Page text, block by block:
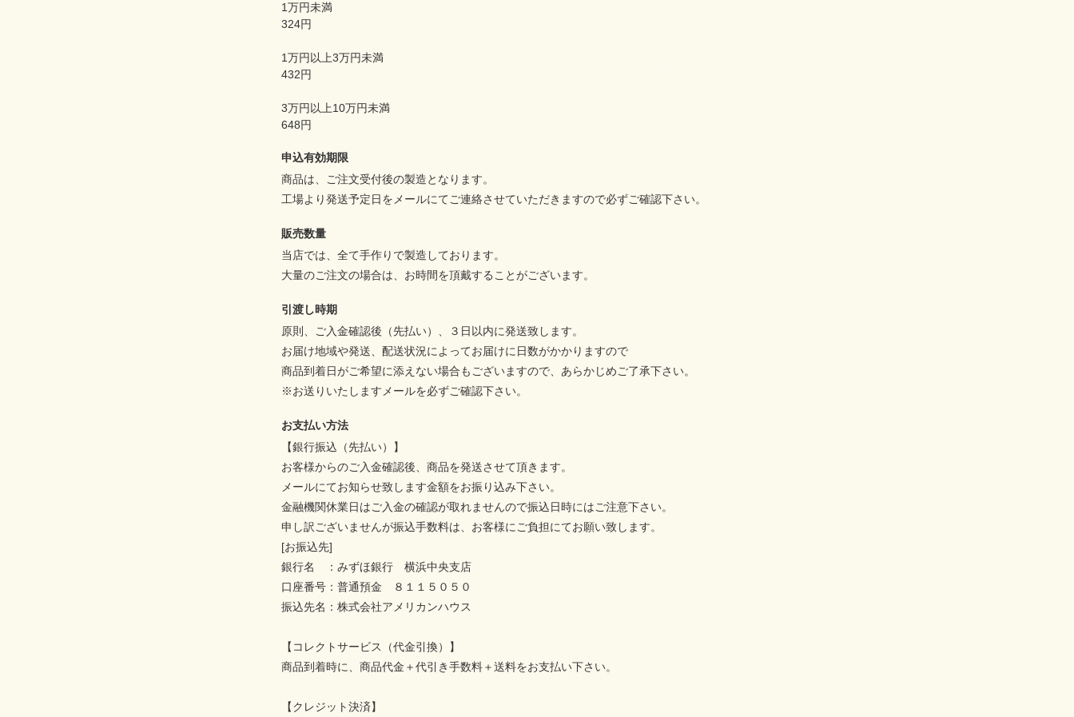
1万円未満
324円
1万円以上3万円未満
432円
3万円以上10万円未満
648円
申込有効期限
商品は、ご注文受付後の製造となります。
工場より発送予定日をメールにてご連絡させていただきますので必ずご確認下さい。
販売数量
当店では、全て手作りで製造しております。
大量のご注文の場合は、お時間を頂戴することがございます。
引渡し時期
原則、ご入金確認後（先払い）、３日以内に発送致します。
お届け地域や発送、配送状況によってお届けに日数がかかりますので
商品到着日がご希望に添えない場合もございますので、あらかじめご了承下さい。
※お送りいたしますメールを必ずご確認下さい。
お支払い方法
【銀行振込（先払い）】
お客様からのご入金確認後、商品を発送させて頂きます。
メールにてお知らせ致します金額をお振り込み下さい。
金融機関休業日はご入金の確認が取れませんので振込日時にはご注意下さい。
申し訳ございませんが振込手数料は、お客様にご負担にてお願い致します。
[お振込先]
銀行名 ：みずほ銀行 横浜中央支店
口座番号：普通預金 ８１１５０５０
振込先名：株式会社アメリカンハウス
【コレクトサービス（代金引換）】
商品到着時に、商品代金＋代引き手数料＋送料をお支払い下さい。
【クレジット決済】